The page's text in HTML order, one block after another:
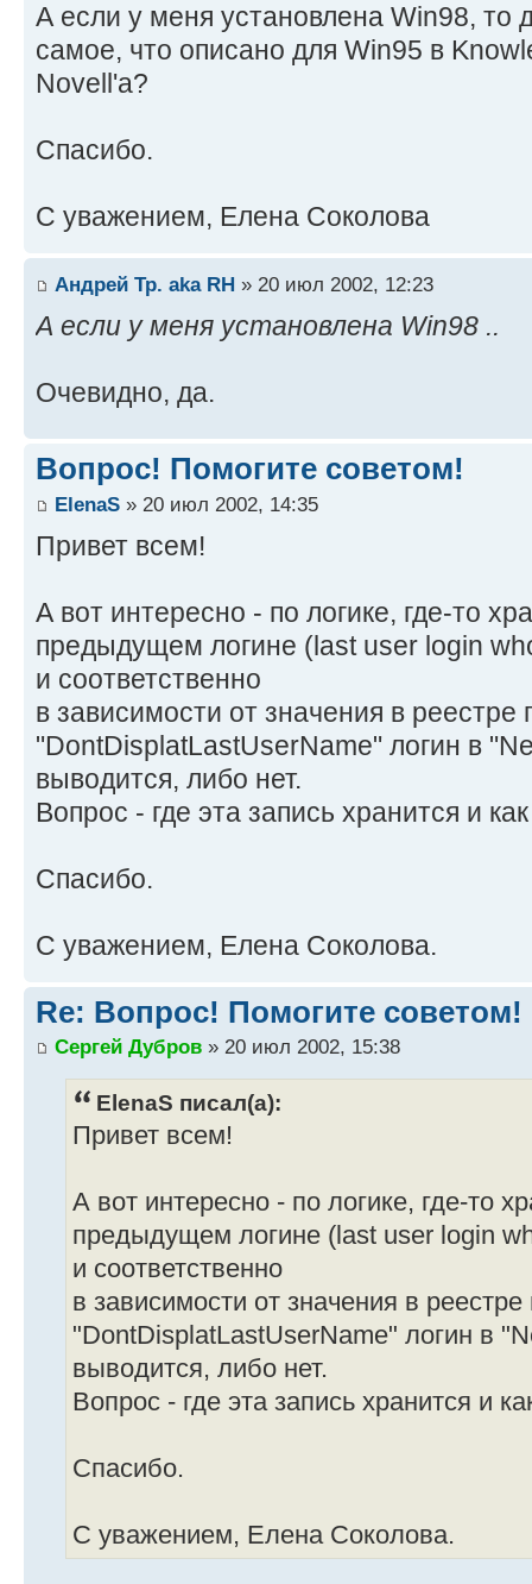
А если у меня установлена Win98, то
самое, что описано для Win95 в
Novell'a?
Спасибо.
С уважением, Елена Соколова
Андрей Тр. aka RH » 20 июл 2002, 12:23
А если у меня установлена Win98 ..
Очевидно, да.
Вопрос! Помогите советом!
ElenaS » 20 июл 2002, 14:35
Привет всем!
А вот интересно - по логике, где-то
предыдущем логине (last user login
и соответственно
в зависимости от значения в реестре
"DontDisplatLastUserName" логин в
выводится, либо нет.
Вопрос - где эта запись хранится и
Спасибо.
С уважением, Елена Соколова.
Re: Вопрос! Помогите советом!
Сергей Дубров » 20 июл 2002, 15:38
ElenaS писал(а):
Привет всем!
А вот интересно - по логике, где-то
предыдущем логине (last user login
и соответственно
в зависимости от значения в реестре
"DontDisplatLastUserName" логин в
выводится, либо нет.
Вопрос - где эта запись хранится и
Спасибо.
С уважением, Елена Соколова.